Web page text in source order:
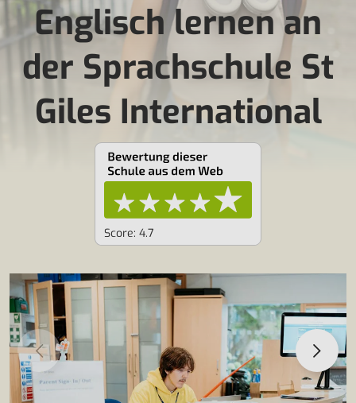
Englisch lernen an
der Sprachschule St
Giles International
Score: 4.7